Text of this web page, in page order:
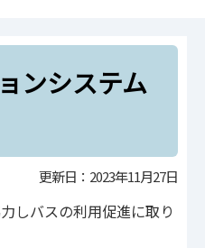
ス利用促進等総合対策事業
ステムについて
ンシステム
更新日：2023年11月27日
しバスの利用促進に取り